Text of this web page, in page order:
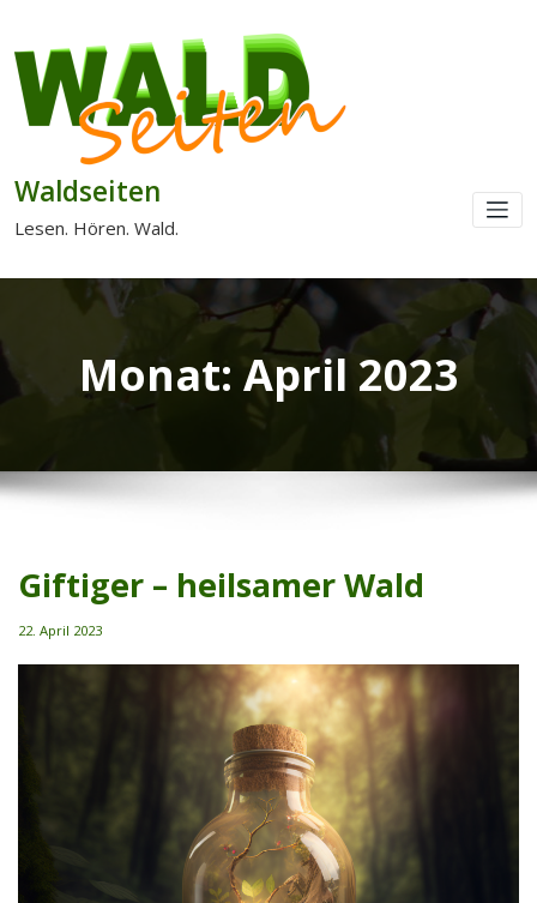
Waldseiten
Lesen. Hören. Wald.
Monat: April 2023
Giftiger – heilsamer Wald
22. April 2023